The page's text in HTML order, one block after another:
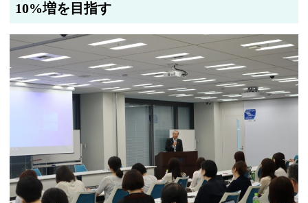
10%増を目指す